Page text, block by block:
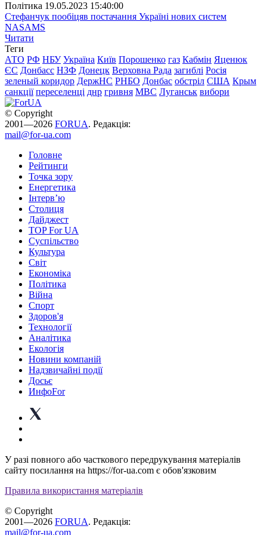
Полiтика 19.05.2023 15:40:00
Стефанчук пообіцяв постачання Україні нових систем
NASAMS
Читати
Теги
АТО РФ НБУ Україна Київ Порошенко газ Кабмін Яценюк
ЄС Донбасс НЗФ Донецк Верховна Рада загиблі Росія
зеленый коридор ДержНС РНБО Донбас обстріл США Крым
санкції переселенці днр гривня МВС Луганськ вибори
© Copyright
2001—2026 FORUA. Редакція:
mail@for-ua.com
Головне
Рейтинги
Точка зору
Енергетика
Інтерв’ю
Столиця
Дайджест
TOP For UA
Суспiльство
Культура
Світ
Економіка
Політика
Війна
Спорт
Здоров'я
Технології
Аналітика
Екологія
Новини компаній
Надзвичайні події
Досьє
ИнфоFor
У разі повного або часткового передрукування матеріалів
сайту посилання на https://for-ua.com є обов'язковим
Правила використання матеріалів
© Copyright
2001—2026 FORUA. Редакція:
mail@for-ua.com